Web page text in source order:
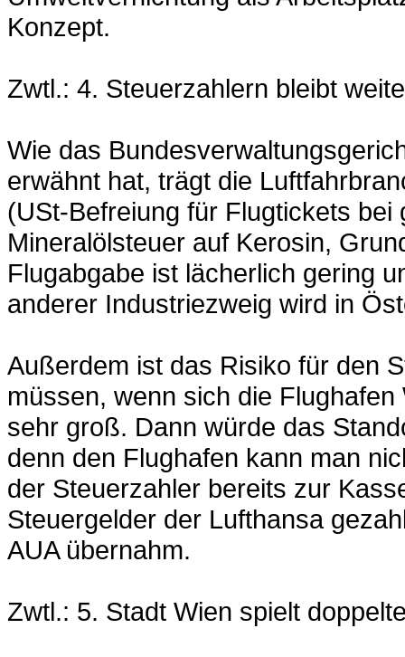
Konzept.
Zwtl.: 4. Steuerzahlern bleibt
Wie das
erwähnt hat, trägt die
(USt-Befreiung für Flugtickets
Mineralölsteuer auf Kerosin,
Flugabgabe ist lächerlich gering
anderer Industriezweig wird in
Außerdem ist das Risiko für den
müssen, wenn sich die
sehr groß. Dann würde das
denn den Flughafen kann man
der Steuerzahler bereits zur
Steuergelder der Lufthansa
AUA übernahm.
Zwtl.: 5. Stadt Wien spielt